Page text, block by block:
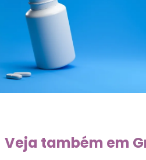
Veja também em